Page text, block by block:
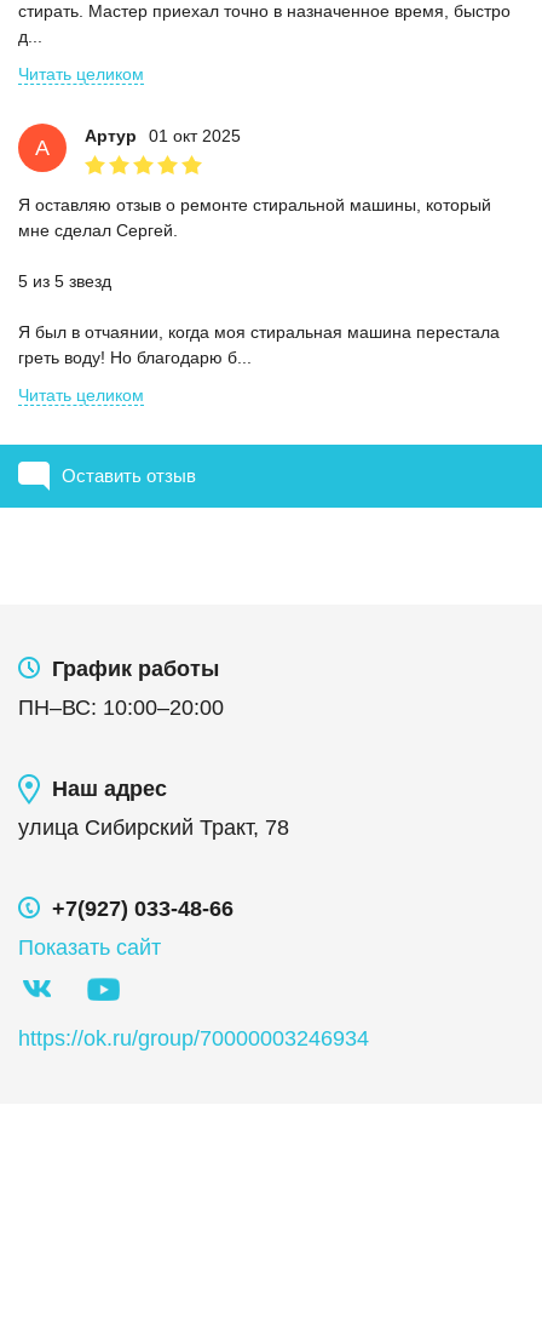
стирать. Мастер приехал точно в назначенное время, быстро
д...
Читать целиком
А Артур 01 окт 2025
Я оставляю отзыв о ремонте стиральной машины, который
мне сделал Сергей.
5 из 5 звезд
Я был в отчаянии, когда моя стиральная машина перестала
греть воду! Но благодарю б...
Читать целиком
Оставить отзыв
График работы
ПН–ВС: 10:00–20:00
Наш адрес
улица Сибирский Тракт, 78
+7(927) 033-48-66
Показать сайт
https://ok.ru/group/70000003246934